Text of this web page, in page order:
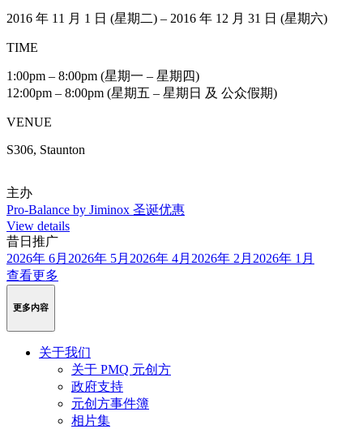
2016 年 11 月 1 日 (星期二) – 2016 年 12 月 31 日 (星期六)
TIME
1:00pm – 8:00pm (星期一 – 星期四)
12:00pm – 8:00pm (星期五 – 星期日 及 公众假期)
VENUE
S306, Staunton
主办
Pro-Balance by Jiminox 圣诞优惠
View details
昔日推广
2026年 6月 2026年 5月 2026年 4月 2026年 2月 2026年 1月
查看更多
更多内容
关于我们
关于 PMQ 元创方
政府支持
元创方事件簿
相片集